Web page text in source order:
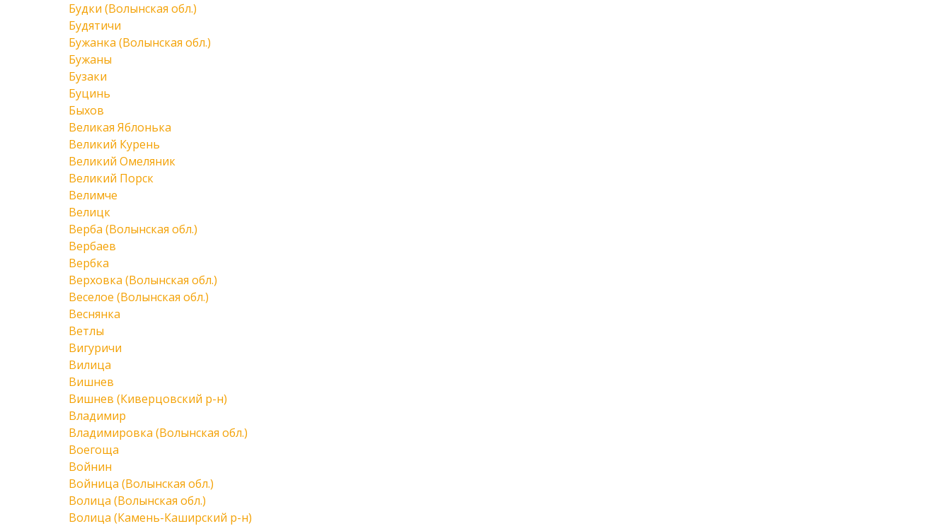
Будки (Волынская обл.)
Будятичи
Бужанка (Волынская обл.)
Бужаны
Бузаки
Буцинь
Быхов
Великая Яблонька
Великий Курень
Великий Омеляник
Великий Порск
Велимче
Велицк
Верба (Волынская обл.)
Вербаев
Вербка
Верховка (Волынская обл.)
Веселое (Волынская обл.)
Веснянка
Ветлы
Вигуричи
Вилица
Вишнев
Вишнев (Киверцовский р-н)
Владимир
Владимировка (Волынская обл.)
Воегоща
Войнин
Войница (Волынская обл.)
Волица (Волынская обл.)
Волица (Камень-Каширский р-н)